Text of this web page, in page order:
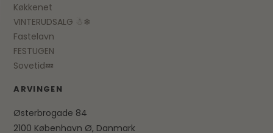
Køkkenet
VINTERUDSALG ☃❄
Fastelavn
FESTUGEN
Sovetid💤
ARVINGEN
Østerbrogade 84
2100 København Ø, Danmark